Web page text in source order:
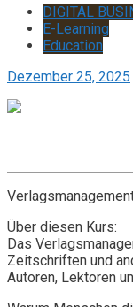
DIGITAL
E-Learning
Education
Dezember 25, 2025
Über diesen Kurs:
Das
Zeitschriften und
Autoren, Lektoren